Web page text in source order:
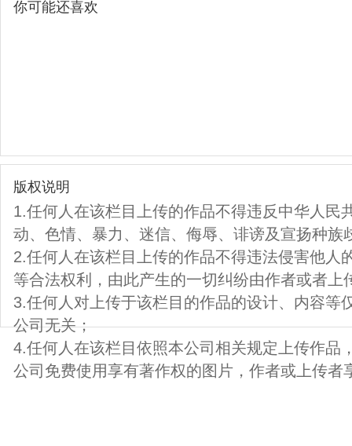
你可能还喜欢
版权说明
1.任何人在该栏目上传的作品不得违反中华人民
动、色情、暴力、迷信、侮辱、诽谤及宣扬种族
2.任何人在该栏目上传的作品不得违法侵害他人
等合法权利，由此产生的一切纠纷由作者或者上
3.任何人对上传于该栏目的作品的设计、内容等
公司无关；
4.任何人在该栏目依照本公司相关规定上传作品
公司免费使用享有著作权的图片，作者或上传者